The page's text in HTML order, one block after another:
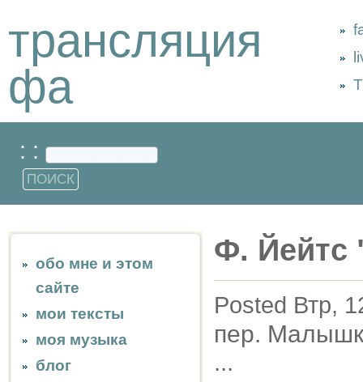
трансляция
фа
: :
обо мне и этом
сайте
мои тексты
моя музыка
блог
Ф. Йейтс
Posted Втр,
пер.
...